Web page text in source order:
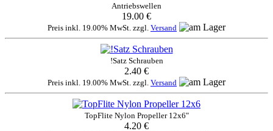
Antriebswellen
19.00 €
Preis inkl. 19.00% MwSt. zzgl. Versand
!Satz Schrauben
2.40 €
Preis inkl. 19.00% MwSt. zzgl. Versand
TopFlite Nylon Propeller 12x6"
4.20 €